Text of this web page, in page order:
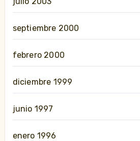
septiembre 2000
febrero 2000
diciembre 1999
junio 1997
enero 1996